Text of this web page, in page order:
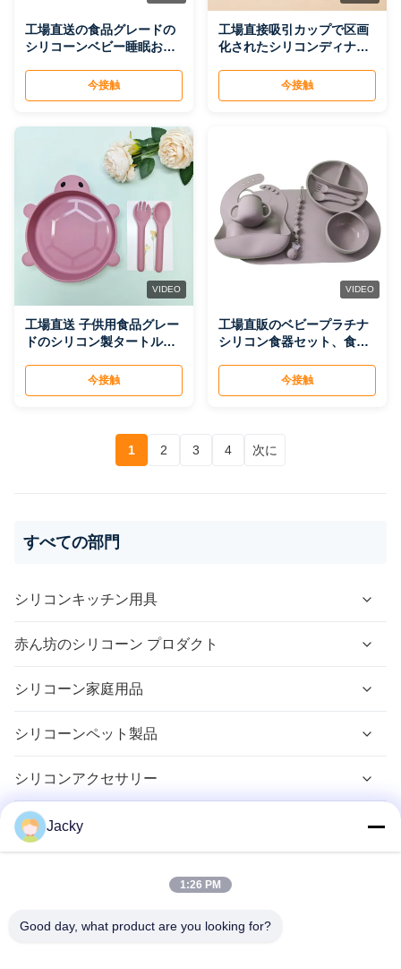
工場直送の食品グレードの
シリコーンベビー睡眠おし
フトで快適なおしゃぶり、
幼児用
今接触
工場直接吸引カップで区画
化されたシリコンディナー
ーン付きベビープレート、
かわいい恐竜キッズベビー
今接触
VIDEO
工場直送 子供用食品グレー
ドのシリコン製タートル食
クとスプーン付き
今接触
VIDEO
工場直販のベビープラチナ
シリコン食器セット、食品
ギフトセット、幼児用
今接触
1 2 3 4 次に
すべての部門
シリコンキッチン用具
シリコンベーキングツール
シリコン用具セット
赤ん坊のシリコーン プロダクト
シリコン 赤ちゃん 給餌
シリコーンベビーケア
シリコーン家庭用品
シリコン家庭の組織
シリコーンペット製品
シリコンペットボウル,ゆっくりと餌を与える
シリコン 噛むおもちゃ
シリコーン ペット マット
シリコンアクセサリー
シリコーン製シール・ガスケット
シリコンギフト
Jacky
1:26 PM
Good day, what product are you looking for?